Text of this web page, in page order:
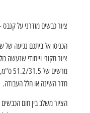
ציור כבשים מודרני על קנבס
הכניסו אל ביתכם נגיעה של
ציור מקורי וייחודי שנעשה
חדר השינה או חלל העבודה.
הציור משלב בין חום הכבשים